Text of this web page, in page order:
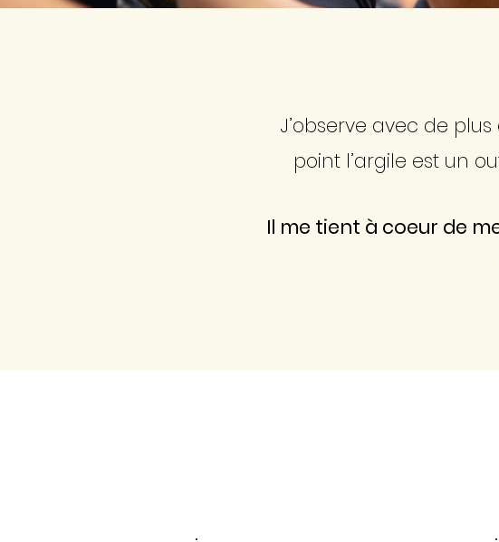
J’observe avec de
point l’argile est un
Il me tient à coeur de